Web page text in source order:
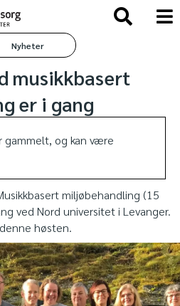
Nyheter
musikkbasert
er i gang
og kan være
miljøbehandling (15
ved Nord universitet i Levanger.
høsten.